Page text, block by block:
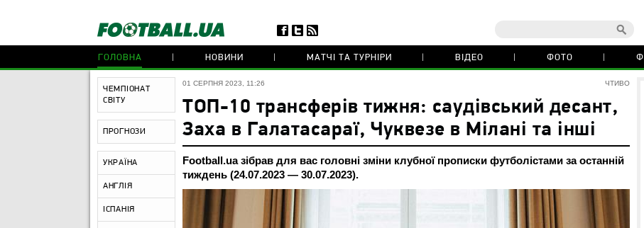
ГОЛОВНА НОВИНИ МАТЧІ ТА ТУРНІРИ ВІДЕО ФОТО
ЧЕМПІОНАТ
СВІТУ
ПРОГНОЗИ
УКРАЇНА
АНГЛІЯ
ІСПАНІЯ
ЧТИВО
01 СЕРПНЯ 2023, 11:26
ТОП-10 трансферів тижня: саудівський десант,
Заха в Галатасараї, Чуквезе в Мілані та інші
Football.ua зібрав для вас головні зміни клубної прописки футболістами за останній
тиждень (24.07.2023 — 30.07.2023).